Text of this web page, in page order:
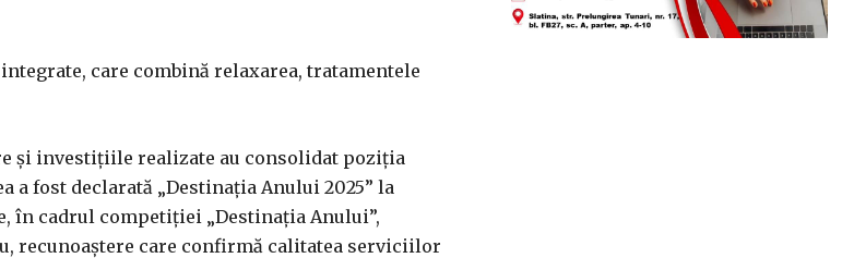
care combină relaxarea, tratamentele
și investițiile realizate au consolidat poziția
a fost declarată „Destinația Anului 2025” la
în cadrul competiției „Destinația Anului”,
recunoaștere care confirmă calitatea serviciilor